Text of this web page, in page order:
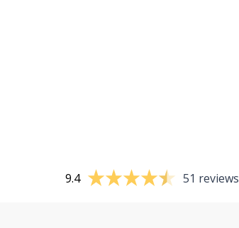
9.4 51 reviews